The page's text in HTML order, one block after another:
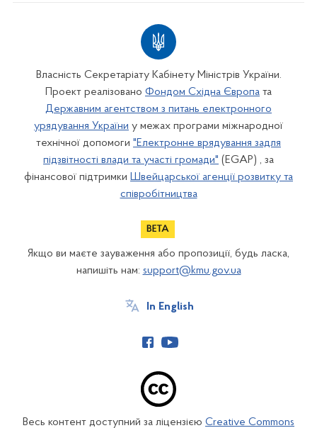
Власність Секретаріату Кабінету Міністрів України.
Проект реалізовано Фондом Східна Європа та
Державним агентством з питань електронного
урядування України у межах програми міжнародної
технічної допомоги "Електронне врядування задля
підзвітності влади та участі громади" (EGAP) , за
фінансової підтримки Швейцарської агенції розвитку та
співробітництва
Якщо ви маєте зауваження або пропозиції, будь ласка,
напишіть нам: support@kmu.gov.ua
In English
Весь контент доступний за ліцензією Creative Commons